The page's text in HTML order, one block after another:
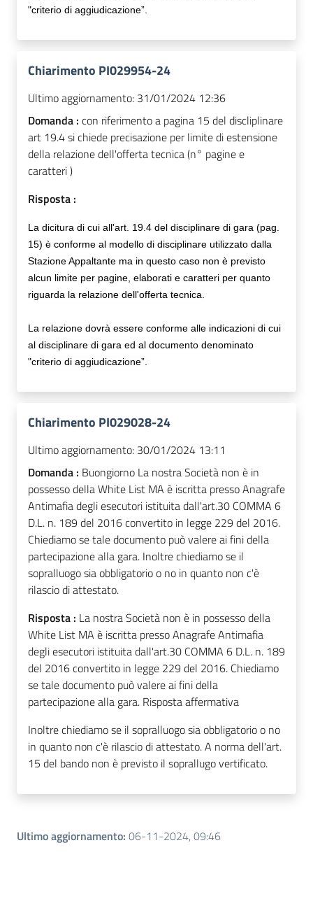
"criterio di aggiudicazione”.
Chiarimento PI029954-24
Ultimo aggiornamento: 31/01/2024 12:36
Domanda : con riferimento a pagina 15 del discliplinare
art 19.4 si chiede precisazione per limite di estensione
della relazione dell'offerta tecnica (n° pagine e
caratteri )
Risposta :
La dicitura di cui all'art. 19.4 del disciplinare di gara (pag.
15) è conforme al modello di disciplinare utilizzato dalla
Stazione Appaltante ma in questo caso non è previsto
alcun limite per pagine, elaborati e caratteri per quanto
riguarda la relazione dell'offerta tecnica.
La relazione dovrà essere conforme alle indicazioni di cui
al disciplinare di gara ed al documento denominato
"criterio di aggiudicazione”.
Chiarimento PI029028-24
Ultimo aggiornamento: 30/01/2024 13:11
Domanda : Buongiorno La nostra Società non è in
possesso della White List MA è iscritta presso Anagrafe
Antimafia degli esecutori istituita dall'art.30 COMMA 6
D.L. n. 189 del 2016 convertito in legge 229 del 2016.
Chiediamo se tale documento può valere ai fini della
partecipazione alla gara. Inoltre chiediamo se il
sopralluogo sia obbligatorio o no in quanto non c'è
rilascio di attestato.
Risposta : La nostra Società non è in possesso della
White List MA è iscritta presso Anagrafe Antimafia
degli esecutori istituita dall'art.30 COMMA 6 D.L. n. 189
del 2016 convertito in legge 229 del 2016. Chiediamo
se tale documento può valere ai fini della
partecipazione alla gara. Risposta affermativa
Inoltre chiediamo se il sopralluogo sia obbligatorio o no
in quanto non c'è rilascio di attestato. A norma dell'art.
15 del bando non è previsto il soprallugo vertificato.
Ultimo aggiornamento: 06-11-2024, 09:46